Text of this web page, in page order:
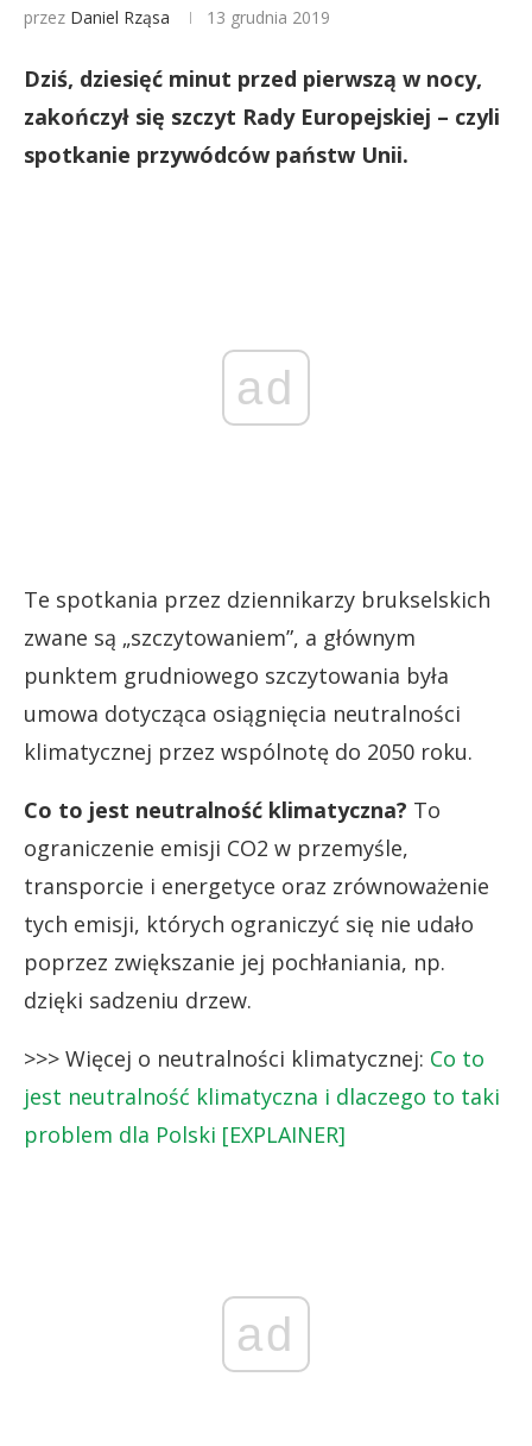
przez Daniel Rząsa 13 grudnia 2019
Dziś, dziesięć minut przed pierwszą w nocy,
zakończył się szczyt Rady Europejskiej – czyli
spotkanie przywódców państw Unii.
ad
Te spotkania przez dziennikarzy brukselskich
zwane są „szczytowaniem”, a głównym
punktem grudniowego szczytowania była
umowa dotycząca osiągnięcia neutralności
klimatycznej przez wspólnotę do 2050 roku.
Co to jest neutralność klimatyczna? To
ograniczenie emisji CO2 w przemyśle,
transporcie i energetyce oraz zrównoważenie
tych emisji, których ograniczyć się nie udało
poprzez zwiększanie jej pochłaniania, np.
dzięki sadzeniu drzew.
>>> Więcej o neutralności klimatycznej: Co to
jest neutralność klimatyczna i dlaczego to taki
problem dla Polski [EXPLAINER]
ad